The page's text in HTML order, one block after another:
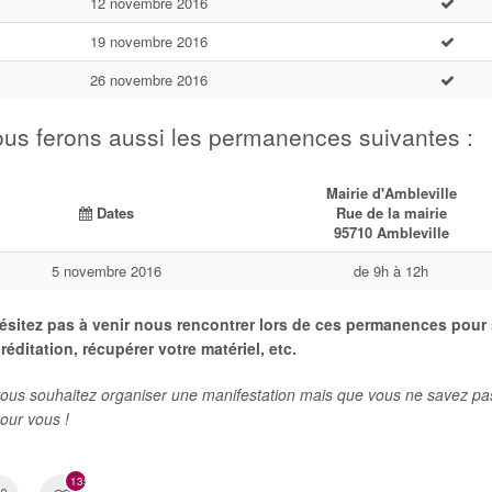
19 novembre 2016
26 novembre 2016
ferons aussi les permanences suivantes :
Dates
Mairie d'Ambleville
Rue de la mairie
95710 Ambleville
5 novembre 2016
de 9h à 12h
pas à venir nous rencontrer lors de ces permanences
récupérer votre matériel, etc.
souhaitez organiser une manifestation mais que vous ne savez
vous !
1355